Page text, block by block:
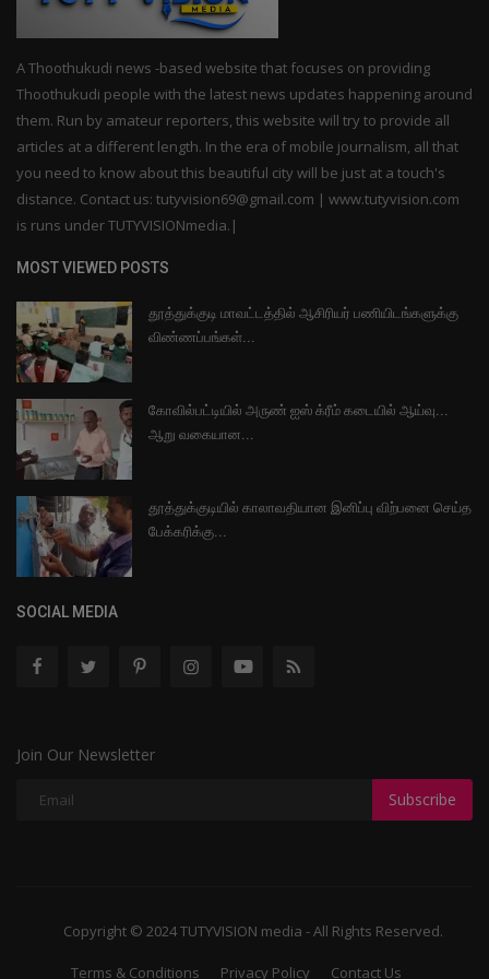
A Thoothukudi news -based website that focuses on providing
Thoothukudi people with the latest news updates happening around
them. Run by amateur reporters, this website will try to provide all
articles at a different length. In the era of mobile journalism, all that
you need to know about this beautiful city will be just at a touch's
distance. Contact us: tutyvision69@gmail.com | www.tutyvision.com
is runs under TUTYVISIONmedia.|
MOST VIEWED POSTS
தூத்துக்குடி மாவட்டத்தில் ஆசிரியர் பணியிடங்களுக்கு
விண்ணப்பங்கள்...
கோவில்பட்டியில் அருண் ஐஸ் க்ரீம் கடையில் ஆய்வு...
ஆறு வகையான...
தூத்துக்குடியில் காலாவதியான இனிப்பு விற்பனை செய்த
பேக்கரிக்கு...
SOCIAL MEDIA
Join Our Newsletter
Subscribe
Copyright © 2024 TUTYVISION media - All Rights Reserved.
Terms & Conditions Privacy Policy Contact Us